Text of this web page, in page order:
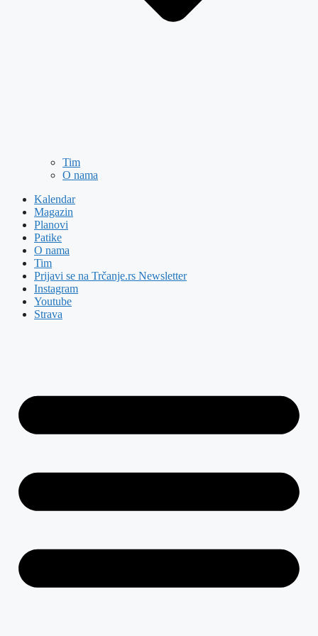
Tim
O nama
Kalendar
Magazin
Planovi
Patike
O nama
Tim
Prijavi se na Trčanje.rs Newsletter
Instagram
Youtube
Strava